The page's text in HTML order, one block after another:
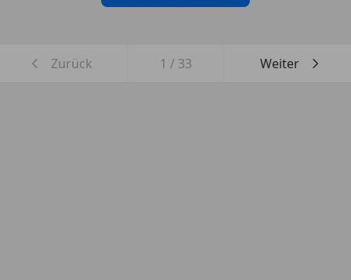
Zurück 1 / 33 Weiter